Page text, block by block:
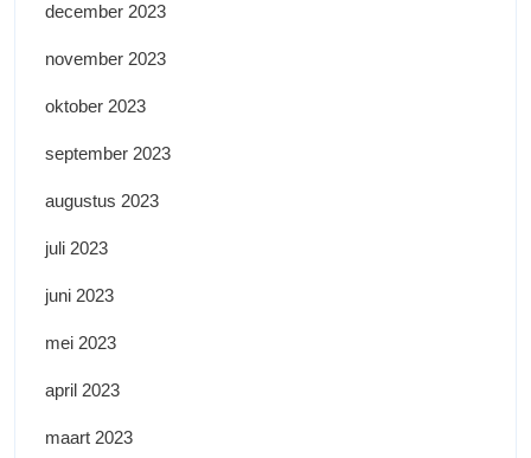
december 2023
november 2023
oktober 2023
september 2023
augustus 2023
juli 2023
juni 2023
mei 2023
april 2023
maart 2023